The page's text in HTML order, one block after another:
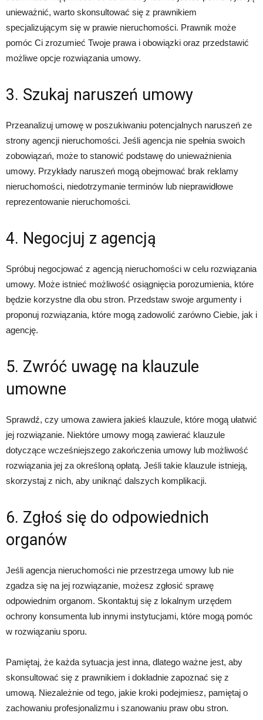
unieważnić, warto skonsultować się z prawnikiem
specjalizującym się w prawie nieruchomości. Prawnik może
pomóc Ci zrozumieć Twoje prawa i obowiązki oraz przedstawić
możliwe opcje rozwiązania umowy.
3. Szukaj naruszeń umowy
Przeanalizuj umowę w poszukiwaniu potencjalnych naruszeń ze
strony agencji nieruchomości. Jeśli agencja nie spełnia swoich
zobowiązań, może to stanowić podstawę do unieważnienia
umowy. Przykłady naruszeń mogą obejmować brak reklamy
nieruchomości, niedotrzymanie terminów lub nieprawidłowe
reprezentowanie nieruchomości.
4. Negocjuj z agencją
Spróbuj negocjować z agencją nieruchomości w celu rozwiązania
umowy. Może istnieć możliwość osiągnięcia porozumienia, które
będzie korzystne dla obu stron. Przedstaw swoje argumenty i
proponuj rozwiązania, które mogą zadowolić zarówno Ciebie, jak i
agencję.
5. Zwróć uwagę na klauzule
umowne
Sprawdź, czy umowa zawiera jakieś klauzule, które mogą ułatwić
jej rozwiązanie. Niektóre umowy mogą zawierać klauzule
dotyczące wcześniejszego zakończenia umowy lub możliwość
rozwiązania jej za określoną opłatą. Jeśli takie klauzule istnieją,
skorzystaj z nich, aby uniknąć dalszych komplikacji.
6. Zgłoś się do odpowiednich
organów
Jeśli agencja nieruchomości nie przestrzega umowy lub nie
zgadza się na jej rozwiązanie, możesz zgłosić sprawę
odpowiednim organom. Skontaktuj się z lokalnym urzędem
ochrony konsumenta lub innymi instytucjami, które mogą pomóc
w rozwiązaniu sporu.
Pamiętaj, że każda sytuacja jest inna, dlatego ważne jest, aby
skonsultować się z prawnikiem i dokładnie zapoznać się z
umową. Niezależnie od tego, jakie kroki podejmiesz, pamiętaj o
zachowaniu profesjonalizmu i szanowaniu praw obu stron.